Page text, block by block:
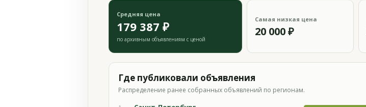
Средняя цена
179 387 ₽
по архивным объявлениям с ценой
Самая низкая цена
20 000 ₽
Где публиковали объявления
Распределение ранее собранных объявлений по регионам.